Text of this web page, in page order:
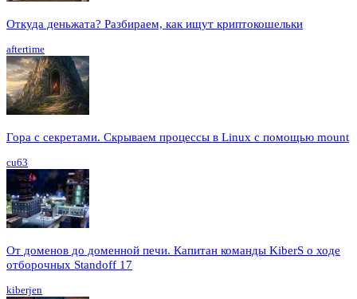
Откуда деньжата? Разбираем, как ищут криптокошельки
aftertime
Гора с секретами. Скрываем процессы в Linux c помощью mount
cu63
От доменов до доменной печи. Капитан команды KiberS о ходе
отборочных Standoff 17
kiberjen